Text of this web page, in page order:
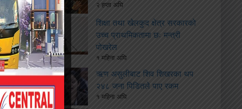
२ हप्ता अघि
शिक्षा तथा खेलकुद क्षेत्र सरकारको
उच्च प्राथमिकतामा छः मन्त्री
पोखरेल
१ महिना अघि
ऋण असुलीबाट शिव शिखरका थप
२४८ जना पिडितले पाए रकम
१ महिना अघि